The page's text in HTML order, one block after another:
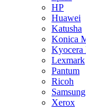
HP
Huawei
Katusha
Konica
Kyocera
Lexmark
Pantum
Ricoh
Samsung
Xerox